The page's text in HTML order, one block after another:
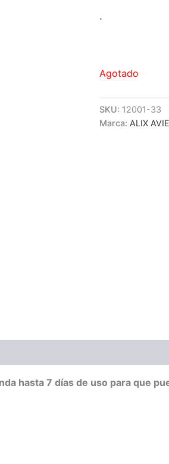
.
Agotado
SKU: 12001-33
Marca: ALIX
hasta 7 días de uso para que